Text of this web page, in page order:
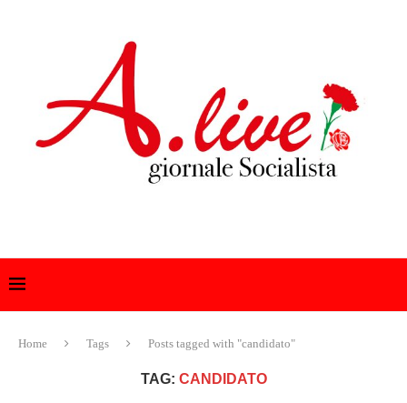
Home Tags Posts tagged with "candidato"
TAG: CANDIDATO